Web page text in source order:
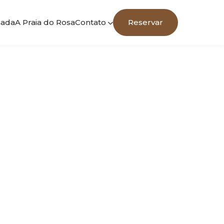
A Praia do RosaContato Reservar